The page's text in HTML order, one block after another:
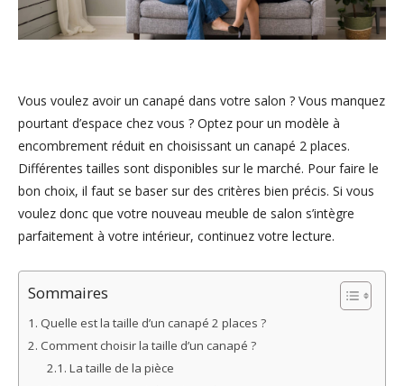
Vous voulez avoir un canapé dans votre salon ? Vous manquez
pourtant d’espace chez vous ? Optez pour un modèle à
encombrement réduit en choisissant un canapé 2 places.
Différentes tailles sont disponibles sur le marché. Pour faire le
bon choix, il faut se baser sur des critères bien précis. Si vous
voulez donc que votre nouveau meuble de salon s’intègre
parfaitement à votre intérieur, continuez votre lecture.
Sommaires
Quelle est la taille d’un canapé 2 places ?
Comment choisir la taille d’un canapé ?
La taille de la pièce